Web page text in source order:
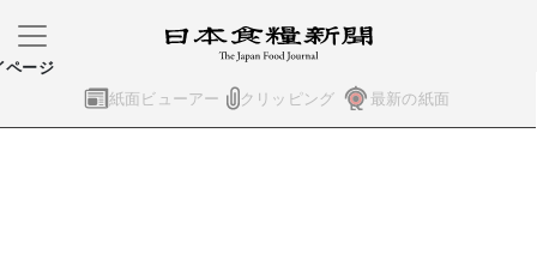
紙面ビューアー クリッピング 最新の紙面
ページ